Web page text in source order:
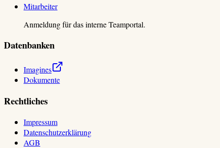
Mitarbeiter
Anmeldung für das interne Teamportal.
Datenbanken
Imagines
Dokumente
Rechtliches
Impressum
Datenschutzerklärung
AGB